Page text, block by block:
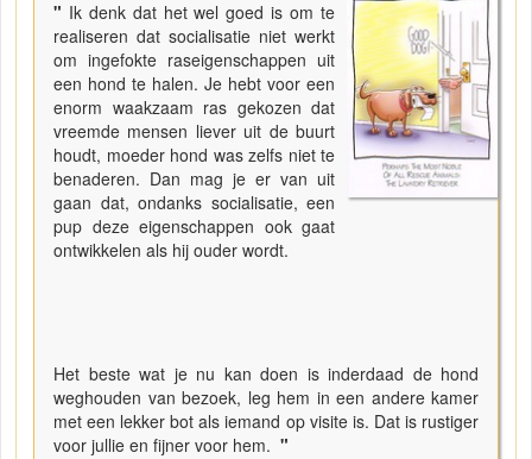
" Ik denk dat het wel goed is om te
realiseren dat socialisatie niet werkt
om ingefokte raseigenschappen uit
een hond te halen. Je hebt voor een
enorm waakzaam ras gekozen dat
vreemde mensen liever uit de buurt
houdt, moeder hond was zelfs niet te
benaderen. Dan mag je er van uit
gaan dat, ondanks socialisatie, een
pup deze eigenschappen ook gaat
ontwikkelen als hij ouder wordt.
Het beste wat je nu kan doen is inderdaad de hond
weghouden van bezoek, leg hem in een andere kamer
met een lekker bot als iemand op visite is. Dat is rustiger
voor jullie en fijner voor hem. "